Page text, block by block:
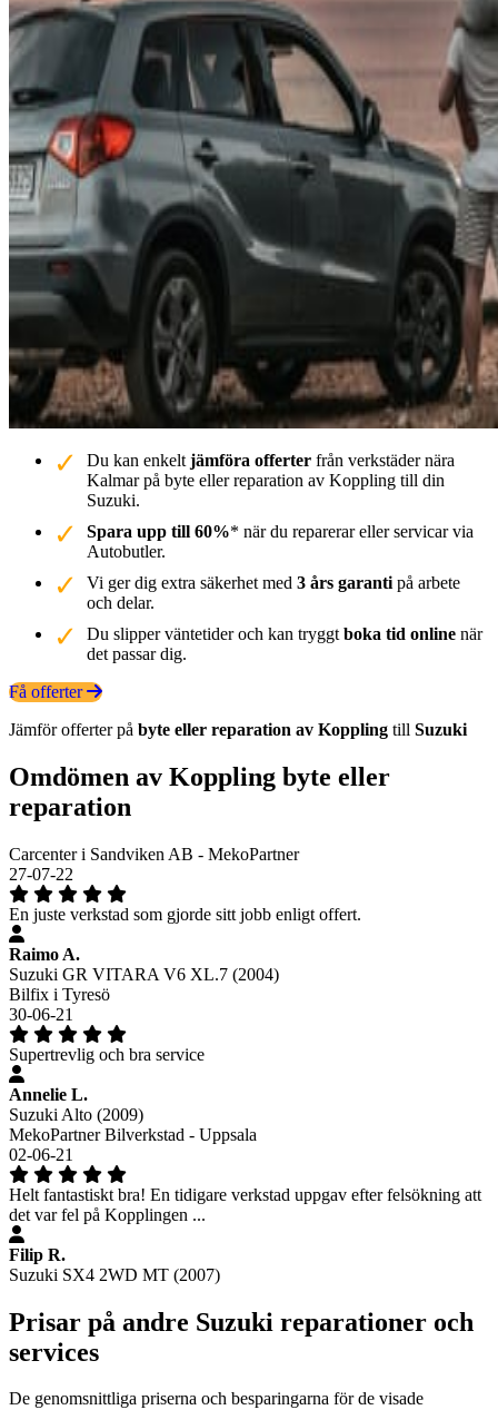
Du kan enkelt jämföra offerter från verkstäder nära
Kalmar på byte eller reparation av Koppling till din
Suzuki.
Spara upp till 60%* när du reparerar eller servicar via
Autobutler.
Vi ger dig extra säkerhet med 3 års garanti på arbete
och delar.
Du slipper väntetider och kan tryggt boka tid online när
det passar dig.
Få offerter
Jämför offerter på byte eller reparation av Koppling till Suzuki
Omdömen av Koppling byte eller
reparation
Carcenter i Sandviken AB - MekoPartner
27-07-22
En juste verkstad som gjorde sitt jobb enligt offert.
Raimo A.
Suzuki GR VITARA V6 XL.7 (2004)
Bilfix i Tyresö
30-06-21
Supertrevlig och bra service
Annelie L.
Suzuki Alto (2009)
MekoPartner Bilverkstad - Uppsala
02-06-21
Helt fantastiskt bra! En tidigare verkstad uppgav efter felsökning att
det var fel på Kopplingen ...
Filip R.
Suzuki SX4 2WD MT (2007)
Prisar på andre Suzuki reparationer och
services
De genomsnittliga priserna och besparingarna för de visade